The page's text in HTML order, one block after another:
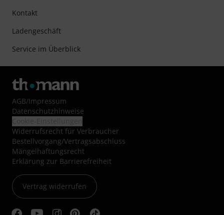
Kontakt
Ladengeschäft
Service im Überblick
AGB/Impressum
Datenschutzhinweise
Widerrufsrecht für Verbraucher
Bestellvorgang/Vertragsabschluss
Mängelhaftungsrecht
Erklärung zur Barrierefreiheit
Vertrag widerrufen